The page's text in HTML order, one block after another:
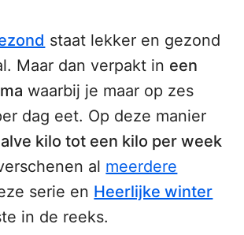
staat lekker en gezond
Maar dan verpakt in een
waarbij je maar op zes
dag eet. Op deze manier
kilo tot een kilo per week
al meerdere
serie en Heerlijke winter
in de reeks.